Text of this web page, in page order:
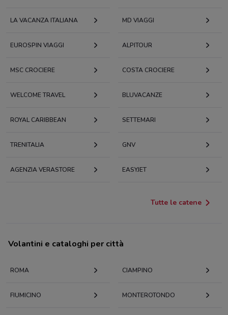
LA VACANZA ITALIANA MD VIAGGI
EUROSPIN VIAGGI ALPITOUR
MSC CROCIERE COSTA CROCIERE
WELCOME TRAVEL BLUVACANZE
ROYAL CARIBBEAN SETTEMARI
TRENITALIA GNV
AGENZIA VERASTORE EASYJET
Tutte le catene
Volantini e cataloghi per città
ROMA CIAMPINO
FIUMICINO MONTEROTONDO